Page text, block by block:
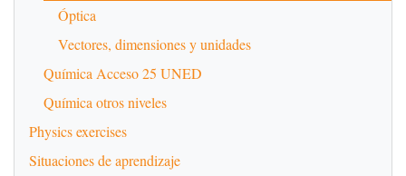
Óptica
Vectores, dimensiones y unidades
Química Acceso 25 UNED
Química otros niveles
Physics exercises
Situaciones de aprendizaje